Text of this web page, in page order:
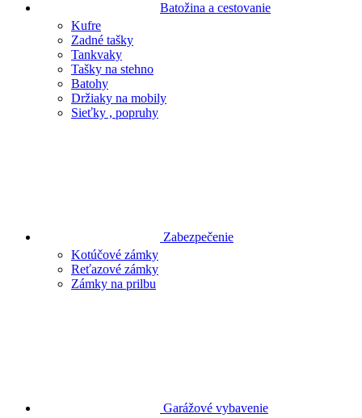
Batožina a cestovanie
Kufre
Zadné tašky
Tankvaky
Tašky na stehno
Batohy
Držiaky na mobily
Sieťky , popruhy
Zabezpečenie
Kotúčové zámky
Reťazové zámky
Zámky na prilbu
Garážové vybavenie